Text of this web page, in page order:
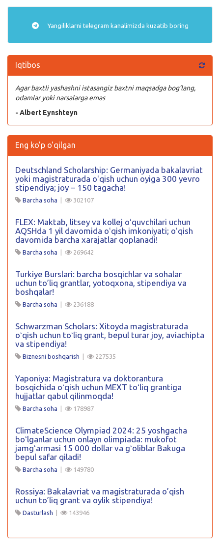
Yangiliklarni telegram kanalimizda kuzatib boring
Iqtibos
Agar baxtli yashashni istasangiz baxtni maqsadga bog’lang,
odamlar yoki narsalarga emas
- Albert Eynshteyn
Eng ko'p o'qilgan
Deutschland Scholarship: Germaniyada bakalavriat
yoki magistraturada oʻqish uchun oyiga 300 yevro
stipendiya; joy – 150 tagacha!
Barcha soha | 302107
FLEX: Maktab, litsey va kollej oʻquvchilari uchun
AQSHda 1 yil davomida oʻqish imkoniyati; oʻqish
davomida barcha xarajatlar qoplanadi!
Barcha soha | 269642
Turkiye Burslari: barcha bosqichlar va sohalar
uchun to’liq grantlar, yotoqxona, stipendiya va
boshqalar!
Barcha soha | 236188
Schwarzman Scholars: Xitoyda magistraturada
oʻqish uchun toʻliq grant, bepul turar joy, aviachipta
va stipendiya!
Biznesni boshqarish | 227535
Yaponiya: Magistratura va doktorantura
bosqichida oʻqish uchun MEXT toʻliq grantiga
hujjatlar qabul qilinmoqda!
Barcha soha | 178987
ClimateScience Olympiad 2024: 25 yoshgacha
boʻlganlar uchun onlayn olimpiada: mukofot
jamgʻarmasi 15 000 dollar va gʻoliblar Bakuga
bepul safar qiladi!
Barcha soha | 149780
Rossiya: Bakalavriat va magistraturada o’qish
uchun to’liq grant va oylik stipendiya!
Dasturlash | 143946